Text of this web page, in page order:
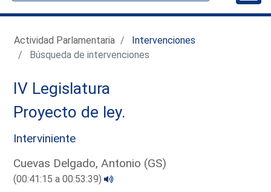
Actividad Parlamentaria
Intervenciones
Búsqueda de intervenciones
IV Legislatura
Proyecto de ley.
Interviniente
Cuevas Delgado, Antonio (GS)
(00:41:15 a 00:53:39)